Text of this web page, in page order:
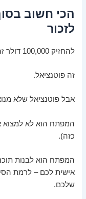
הכי חשוב
לזכור
להחזיק 100,000 דולר זה פריבילגיה.
זה פוטנציאל.
אבל פוטנציאל שלא
המפתח הוא לא למצוא
כזה).
המפתח הוא לבנות
אישית לכם – לרמת
שלכם.